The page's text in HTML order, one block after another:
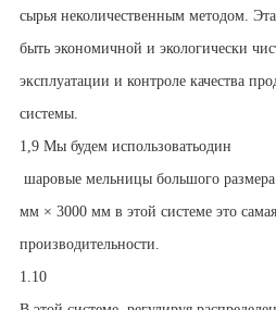
сырья неколичественным методом.
быть экономичной и экологически
эксплуатации и контроле качества
системы.
1,9 Мы будем использоватьодин
шаровые мельницы большого
мм × 3000 мм в этой системе это
производительности.
1.10